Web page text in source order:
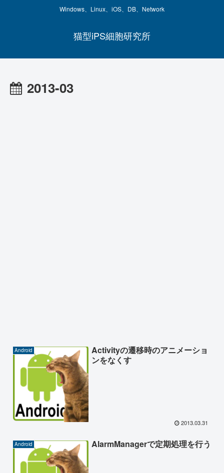
Windows、Linux、iOS、DB、Network
猫型iPS細胞研究所
2013-03
Android
Activityの遷移時のアニメーショ
ンをなくす
2013.03.31
Android AlarmManagerで定期処理を行う